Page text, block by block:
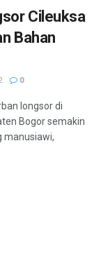
Cileuksa
Bahan
0
longsor di
Bogor semakin
manusiawi,